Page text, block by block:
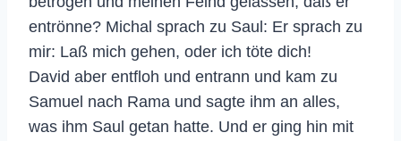
entrönne? Michal sprach zu Saul: Er sprach zu
mir: Laß mich gehen, oder ich töte dich!
David aber entfloh und entrann und kam zu
Samuel nach Rama und sagte ihm an alles,
was ihm Saul getan hatte. Und er ging hin mit